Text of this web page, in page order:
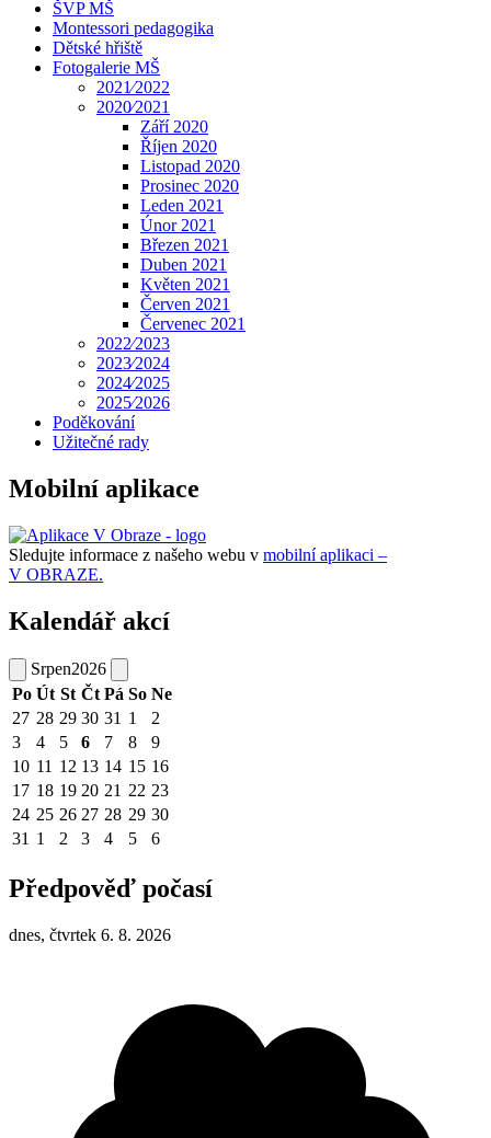
ŠVP MŠ
Montessori pedagogika
Dětské hřiště
Fotogalerie MŠ
2021⁄2022
2020⁄2021
Září 2020
Říjen 2020
Listopad 2020
Prosinec 2020
Leden 2021
Únor 2021
Březen 2021
Duben 2021
Květen 2021
Červen 2021
Červenec 2021
2022⁄2023
2023⁄2024
2024⁄2025
2025⁄2026
Poděkování
Užitečné rady
Mobilní aplikace
Sledujte informace z našeho webu v mobilní aplikaci –
V OBRAZE.
Kalendář akcí
Srpen2026
Po Út St Čt Pá So Ne
27 28 29 30 31 1
2
3
4 5 6 7 8
9
10 11 12 13 14 15 16
17 18 19 20 21 22 23
24 25 26 27 28 29 30
31 1 2 3 4 5 6
Předpověď počasí
dnes, čtvrtek 6. 8. 2026